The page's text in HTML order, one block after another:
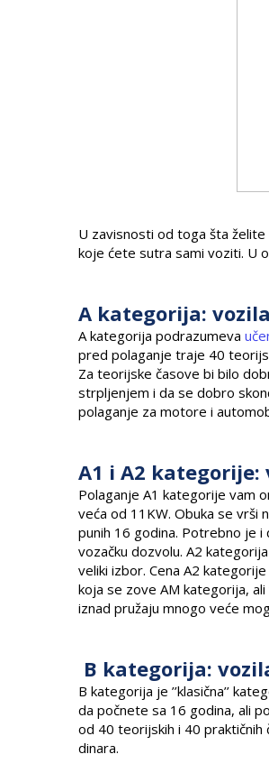
U zavisnosti od toga šta
koje ćete sutra sami voziti. U
A kategorija:
A kategorija podrazumeva
pred polaganje traje 40
Za teorijske časove bi bilo
strpljenjem i da se dobro
polaganje za motore i
A1 i A2 kategorije:
Polaganje A1 kategorije vam
veća od 11KW. Obuka se vrši
punih 16 godina. Potrebno je
vozačku dozvolu. A2
veliki izbor. Cena A2
koja se zove AM kategorija,
iznad pružaju mnogo veće
B kategorija:
B kategorija je ’’klasična’’
da počnete sa 16 godina, ali
od 40 teorijskih i 40 praktičnih
dinara.